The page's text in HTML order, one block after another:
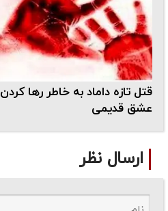
قتل تازه داماد به خاطر رها کردن
عشق قدیمی
ارسال نظر